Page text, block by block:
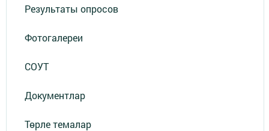
Результаты опросов
Фотогалереи
СОУТ
Документлар
Төрле темалар